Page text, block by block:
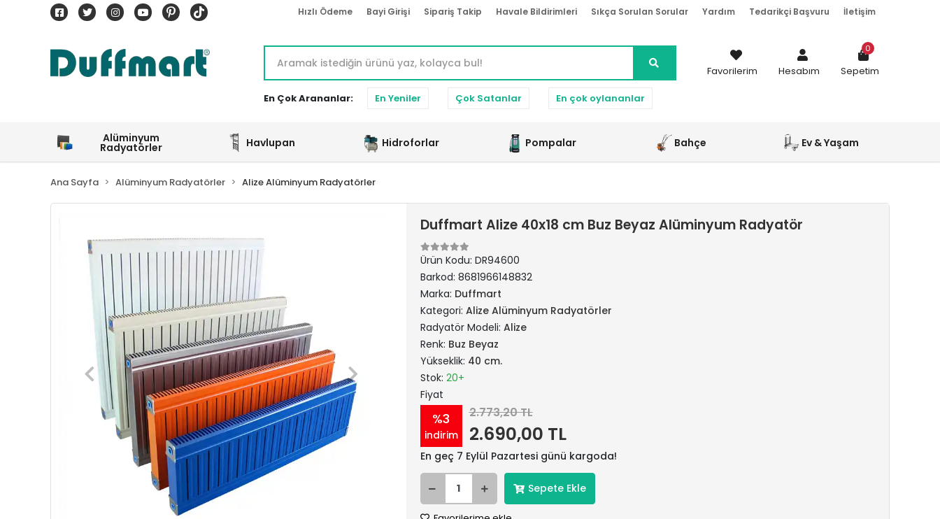
Hızlı Ödeme Bayi Girişi Sipariş Takip Havale Bildirimleri Sıkça Sorulan Sorular Yardım Tedarikçi Başvuru İletişim
En Çok Arananlar: En Yeniler Çok Satanlar En çok oylananlar
Favorilerim Hesabım Sepetim
0
Alüminyum
Radyatörler Havlupan Hidroforlar Pompalar Bahçe Ev & Yaşam
Ana Sayfa Alüminyum Radyatörler Alize Alüminyum Radyatörler
Duffmart Alize 40x18 cm Buz Beyaz Alüminyum Radyatör
Ürün Kodu: DR94600
Barkod: 8681966148832
Marka: Duffmart
Kategori: Alize Alüminyum Radyatörler
Radyatör Modeli: Alize
Renk: Buz Beyaz
Yükseklik: 40 cm.
Stok: 20+
Fiyat
%3
indirim
2.773,20 TL
2.690,00 TL
En geç 7 Eylül Pazartesi günü kargoda!
Sepete Ekle